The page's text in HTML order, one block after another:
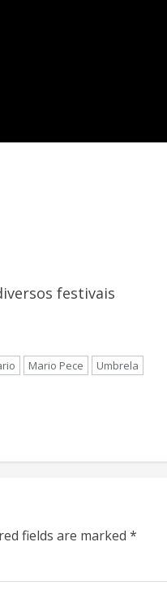
festivais
Mario Pece Umbrela
fields are marked *